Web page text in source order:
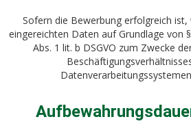
Sofern die Bewerbung erfolgreich
eingereichten Daten auf Grundlage von
Abs. 1 lit. b DSGVO zum Zwecke